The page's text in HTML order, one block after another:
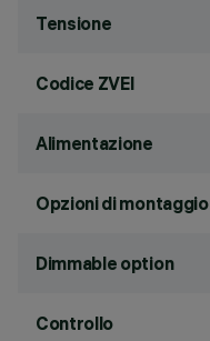
Tensione
Codice ZVEI
Alimentazione
Opzioni di montaggio
Dimmable option
Controllo